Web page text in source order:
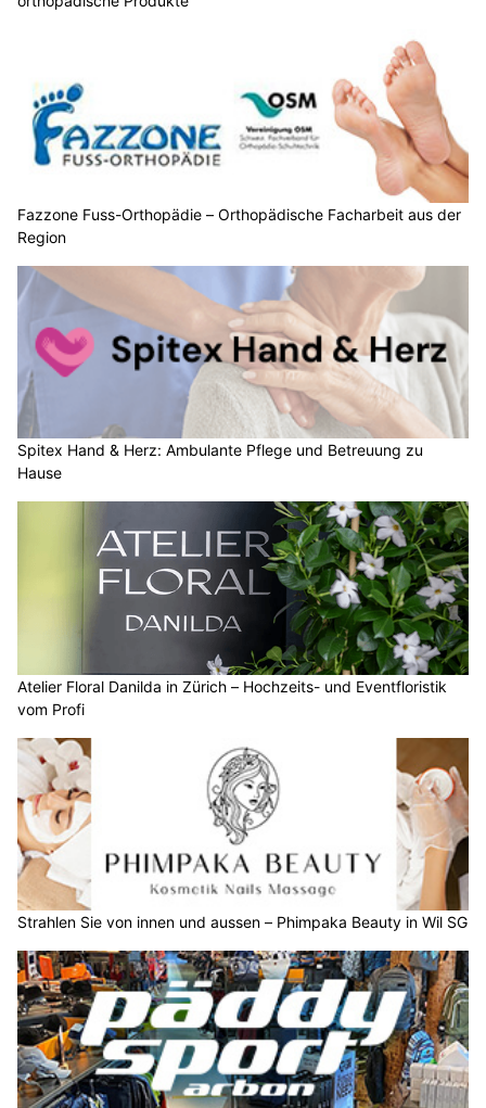
Fazzone Fuss-Orthopädie – Orthopädische Facharbeit aus der
Region
Spitex Hand & Herz: Ambulante Pflege und Betreuung zu
Hause
Atelier Floral Danilda in Zürich – Hochzeits- und Eventfloristik
vom Profi
Strahlen Sie von innen und aussen – Phimpaka Beauty in Wil SG